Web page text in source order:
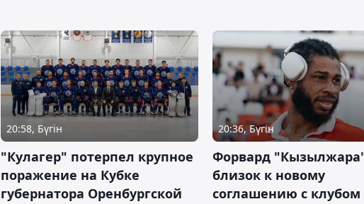
20:58, Бүгін
"Кулагер" потерпел крупное
поражение на Кубке
губернатора Оренбургской
20:36, Бүгін
Форвард
близок к новому
соглашению с клубом